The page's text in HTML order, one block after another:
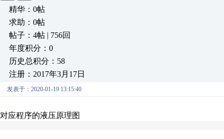
精华：0帖
求助：0帖
帖子：4帖 | 756回
年度积分：0
历史总积分：58
注册：2017年3月17日
发表于：2020-01-19 13:15:40
对应程序的液压原理图